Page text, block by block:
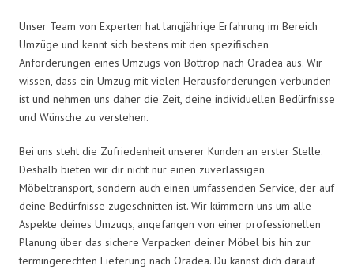
Unser Team von Experten hat langjährige Erfahrung im Bereich
Umzüge und kennt sich bestens mit den spezifischen
Anforderungen eines Umzugs von Bottrop nach Oradea aus. Wir
wissen, dass ein Umzug mit vielen Herausforderungen verbunden
ist und nehmen uns daher die Zeit, deine individuellen Bedürfnisse
und Wünsche zu verstehen.
Bei uns steht die Zufriedenheit unserer Kunden an erster Stelle.
Deshalb bieten wir dir nicht nur einen zuverlässigen
Möbeltransport, sondern auch einen umfassenden Service, der auf
deine Bedürfnisse zugeschnitten ist. Wir kümmern uns um alle
Aspekte deines Umzugs, angefangen von einer professionellen
Planung über das sichere Verpacken deiner Möbel bis hin zur
termingerechten Lieferung nach Oradea. Du kannst dich darauf